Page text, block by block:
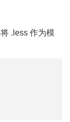
.less 作为模